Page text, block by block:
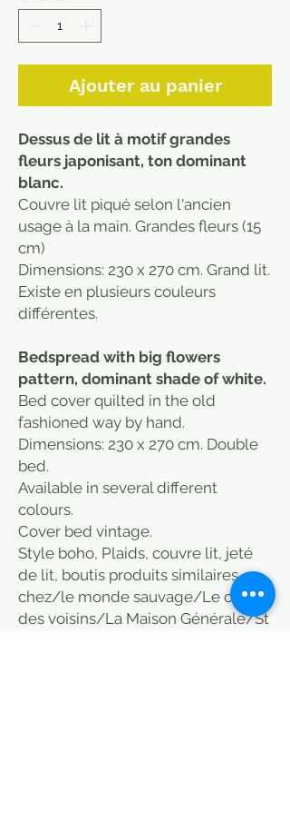
Ajouter au panier
Dessus de lit à motif grandes
fleurs japonisant, ton dominant
blanc.
Couvre lit piqué selon l'ancien
usage à la main. Grandes fleurs (15
cm)
Dimensions: 230 x 270 cm. Grand lit.
Existe en plusieurs couleurs
différentes.
Bedspread with big flowers
pattern, dominant shade of white.
Bed cover quilted in the old
fashioned way by hand.
Dimensions: 230 x 270 cm. Double
bed.
Available in several different
colours.
Cover bed vintage.
Style boho, Plaids, couvre lit, jeté
de lit, boutis produits similaires
chez/le monde sauvage/Le coin
des voisins/La Maison Générale/St